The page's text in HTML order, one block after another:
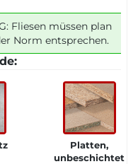
Fliesen müssen plan
Norm entsprechen.
Platten,
unbeschichtet